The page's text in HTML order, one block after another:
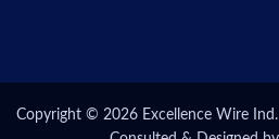
Copyright © 2026 Excellence Wire